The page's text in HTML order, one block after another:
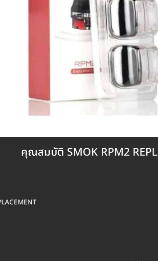
คุณสมบัติ SMOK RPM2